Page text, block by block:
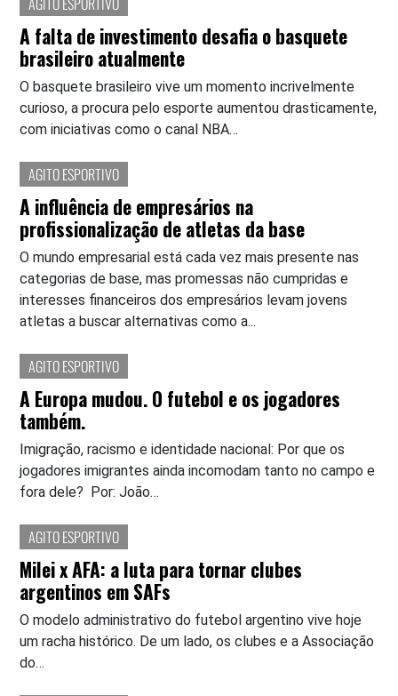
A falta de investimento desafia o basquete
brasileiro atualmente
O basquete brasileiro vive um momento incrivelmente
curioso, a procura pelo esporte aumentou drasticamente,
com iniciativas como o canal NBA…
AGITO ESPORTIVO
A influência de empresários na
profissionalização de atletas da base
O mundo empresarial está cada vez mais presente nas
categorias de base, mas promessas não cumpridas e
interesses financeiros dos empresários levam jovens
atletas a buscar alternativas como a...
AGITO ESPORTIVO
A Europa mudou. O futebol e os jogadores
também.
Imigração, racismo e identidade nacional: Por que os
jogadores imigrantes ainda incomodam tanto no campo e
fora dele? Por: João…
AGITO ESPORTIVO
Milei x AFA: a luta para tornar clubes
argentinos em SAFs
O modelo administrativo do futebol argentino vive hoje
um racha histórico. De um lado, os clubes e a Associação
do…